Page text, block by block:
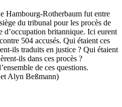
Hambourg-Rotherbaum fut entre
du tribunal pour les procès de
d’occupation britannique. Ici eurent
504 accusés. Qui étaient ces
ils traduits en justice ? Qui étaient
ils dans ces procès ?
de ces questions.
Alyn Beßmann)